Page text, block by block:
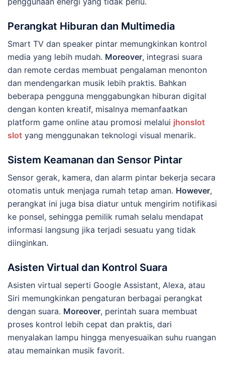
Perangkat Hiburan dan Multimedia
Smart TV dan speaker pintar memungkinkan kontrol
media yang lebih mudah. Moreover, integrasi suara
dan remote cerdas membuat pengalaman menonton
dan mendengarkan musik lebih praktis. Bahkan
beberapa pengguna menggabungkan hiburan digital
dengan konten kreatif, misalnya memanfaatkan
platform game online atau promosi melalui jhonslot
slot yang menggunakan teknologi visual menarik.
Sistem Keamanan dan Sensor Pintar
Sensor gerak, kamera, dan alarm pintar bekerja secara
otomatis untuk menjaga rumah tetap aman. However,
perangkat ini juga bisa diatur untuk mengirim notifikasi
ke ponsel, sehingga pemilik rumah selalu mendapat
informasi langsung jika terjadi sesuatu yang tidak
diinginkan.
Asisten Virtual dan Kontrol Suara
Asisten virtual seperti Google Assistant, Alexa, atau
Siri memungkinkan pengaturan berbagai perangkat
dengan suara. Moreover, perintah suara membuat
proses kontrol lebih cepat dan praktis, dari
menyalakan lampu hingga menyesuaikan suhu ruangan
atau memainkan musik favorit.